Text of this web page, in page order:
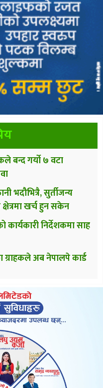
बन्द गर्यो ७ वटा
भदौभित्रै, सुर्तीजन्य
खर्च हुन सकेन
निर्देशकमा साह
अब नेपालपे कार्ड